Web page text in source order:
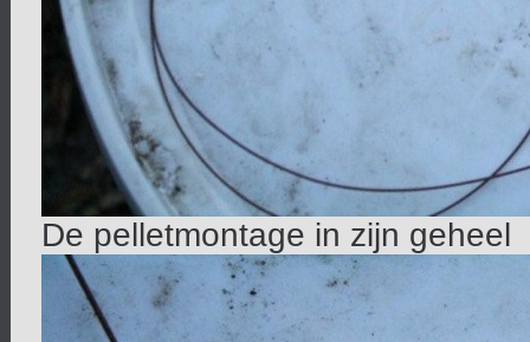
De pelletmontage in zijn geheel